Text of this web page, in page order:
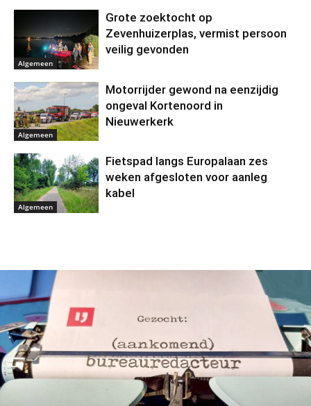
Algemeen
Grote zoektocht op
Zevenhuizerplas, vermist persoon
veilig gevonden
Algemeen
Motorrijder gewond na eenzijdig
ongeval Kortenoord in
Nieuwerkerk
Algemeen
Fietspad langs Europalaan zes
weken afgesloten voor aanleg
kabel